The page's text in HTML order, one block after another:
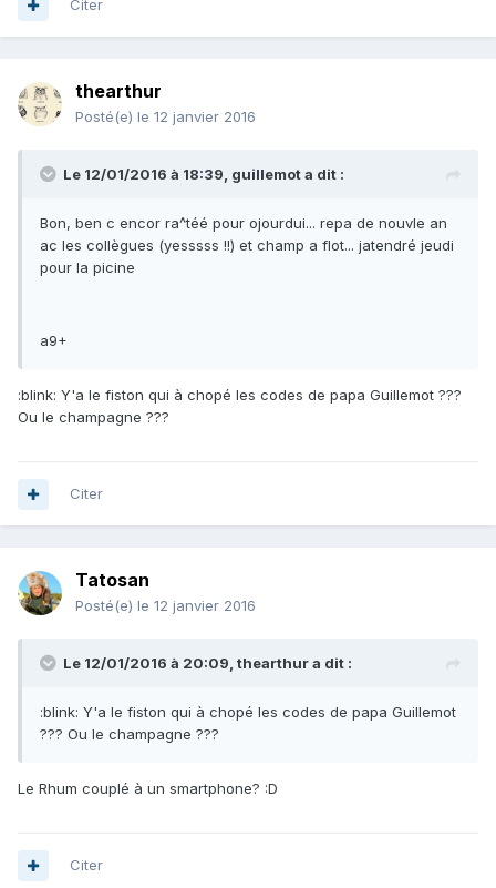
Citer
thearthur
Posté(e) le 12 janvier 2016
Le 12/01/2016 à 18:39, guillemot a dit :
Bon, ben c encor ra^téé pour ojourdui... repa de nouvle an
ac les collègues (yesssss !!) et champ a flot... jatendré jeudi
pour la picine
a9+
:blink: Y'a le fiston qui à chopé les codes de papa Guillemot ???
Ou le champagne ???
Citer
Tatosan
Posté(e) le 12 janvier 2016
Le 12/01/2016 à 20:09, thearthur a dit :
:blink: Y'a le fiston qui à chopé les codes de papa Guillemot
??? Ou le champagne ???
Le Rhum couplé à un smartphone? :D
Citer